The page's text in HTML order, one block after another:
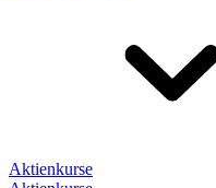
Aktienkurse